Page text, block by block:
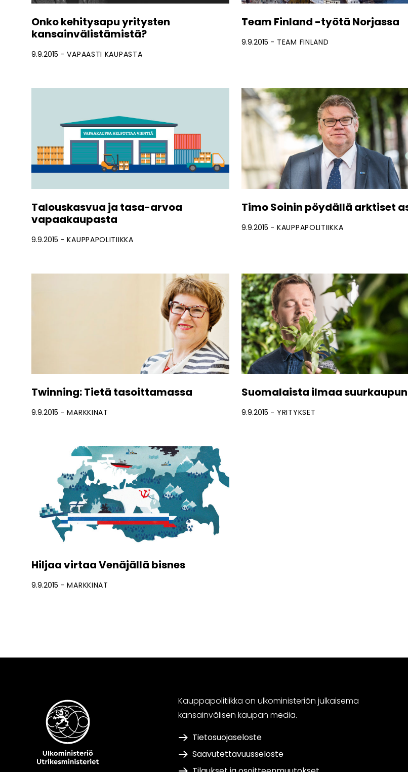
Onko kehitysapu yritysten
kansainvälistämistä?
9.9.2015 VAPAASTI KAUPASTA
Team Finland -työtä Norjassa
9.9.2015 TEAM FINLAND
Talouskasvua ja tasa-arvoa
vapaakaupasta
9.9.2015 KAUPPAPOLITIIKKA
Timo Soinin pöydällä arktiset
9.9.2015 KAUPPAPOLITIIKKA
Twinning: Tietä tasoittamassa
9.9.2015 MARKKINAT
Suomalaista ilmaa
9.9.2015 YRITYKSET
Hiljaa virtaa Venäjällä bisnes
9.9.2015 MARKKINAT
Kauppapolitiikka on ulkoministeriön julkaisema
kansainvälisen kaupan media.
Tietosuojaseloste
Saavutettavuusseloste